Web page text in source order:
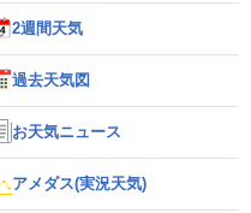
2週間天気
過去天気図
お天気ニュース
アメダス(実況天気)